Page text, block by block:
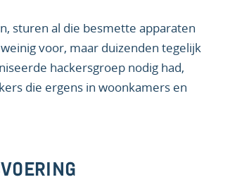
sturen al die besmette apparaten
voor, maar duizenden tegelijk
hackersgroep nodig had,
die ergens in woonkamers en